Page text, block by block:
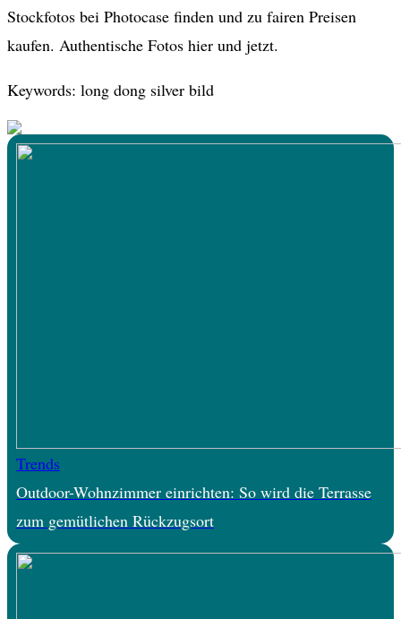
Stockfotos bei Photocase finden und zu fairen Preisen
kaufen. Authentische Fotos hier und jetzt.
Keywords: long dong silver bild
Trends
Outdoor-Wohnzimmer einrichten: So wird die Terrasse
zum gemütlichen Rückzugsort